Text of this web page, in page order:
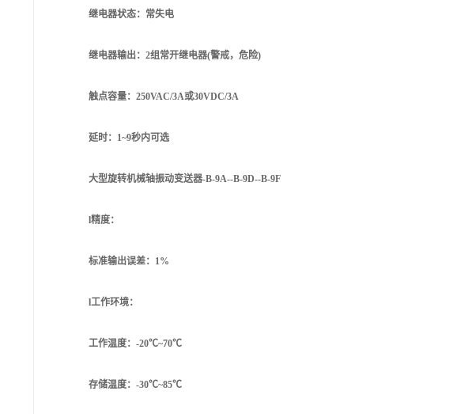
继电器状态：常失电
继电器输出：2组常开继电器(警戒，危险)
触点容量：250VAC/3A或30VDC/3A
延时：1~9秒内可选
大型旋转机械轴振动变送器-B-9A--B-9D--B-9F
l精度：
标准输出误差：1%
l工作环境：
工作温度：-20℃~70℃
存储温度：-30℃~85℃